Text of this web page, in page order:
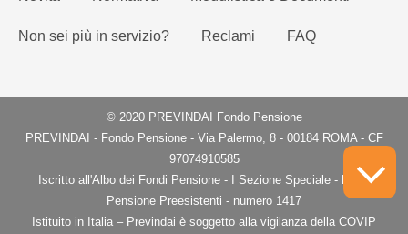
Non sei più in servizio? Reclami FAQ
© 2020 PREVINDAI Fondo Pensione
PREVINDAI - Fondo Pensione - Via Palermo, 8 - 00184 ROMA - CF
97074910585
Iscritto all'Albo dei Fondi Pensione - I Sezione Speciale - Fondi
Pensione Preesistenti - numero 1417
Istituito in Italia – Previndai è soggetto alla vigilanza della COVIP